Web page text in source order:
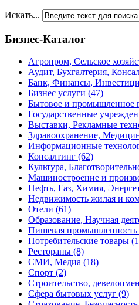
Искать...
Бизнес-Каталог
Агропром, Сельское
Аудит, Бухгалтерия,
Банк, Финансы,
Бизнес услуги (47)
Бытовое и промышленное
Государственные
Выставки, Рекламные
Здравоохранение,
Информационные
Консалтинг (62)
Культура,
Машиностроение и
Нефть, Газ, Химия,
Недвижимость жилая и
Отели (61)
Образование, Научная
Пишевая промышленность
Потребительские товары
Рестораны (8)
СМИ, Медиа (18)
Спорт (2)
Строительство,
Сфера бытовых услуг (9)